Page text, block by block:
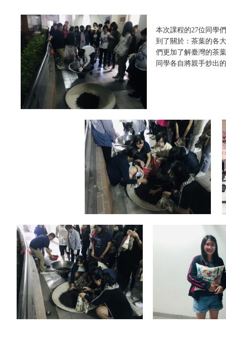
本次課程的27位同學
到了關於：茶葉的各
們更加了解臺灣的茶
同學各自將親手炒出